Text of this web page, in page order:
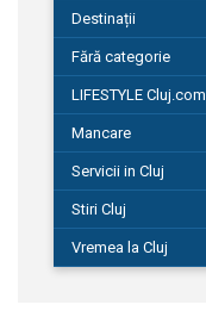
Destinații
Fără categorie
LIFESTYLE Cluj.com
Mancare
Servicii in Cluj
Stiri Cluj
Vremea la Cluj